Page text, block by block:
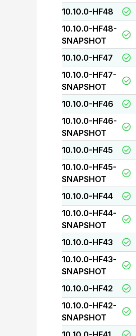
10.10.0-HF48
10.10.0-HF48-
SNAPSHOT
10.10.0-HF47
10.10.0-HF47-
SNAPSHOT
10.10.0-HF46
10.10.0-HF46-
SNAPSHOT
10.10.0-HF45
10.10.0-HF45-
SNAPSHOT
10.10.0-HF44
10.10.0-HF44-
SNAPSHOT
10.10.0-HF43
10.10.0-HF43-
SNAPSHOT
10.10.0-HF42
10.10.0-HF42-
SNAPSHOT